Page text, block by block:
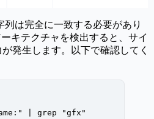
列は完全に一致する必要があり
キテクチャを検出すると、サイ
発生します。以下で確認してく
grep "gfx"